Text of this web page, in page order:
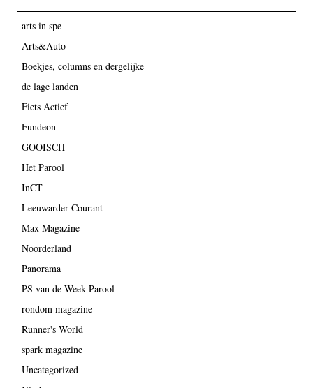
arts in spe
Arts&Auto
Boekjes, columns en dergelijke
de lage landen
Fiets Actief
Fundeon
GOOISCH
Het Parool
InCT
Leeuwarder Courant
Max Magazine
Noorderland
Panorama
PS van de Week Parool
rondom magazine
Runner's World
spark magazine
Uncategorized